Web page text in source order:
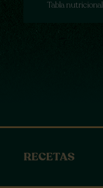
Tabla nutricional
Tabla nutricional
Tabla nutricional
Tabla nutricional
RECETAS